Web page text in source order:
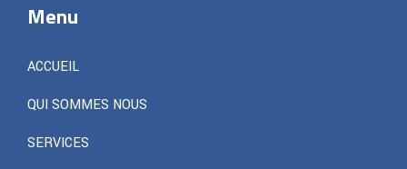
Menu
ACCUEIL
QUI SOMMES NOUS
SERVICES